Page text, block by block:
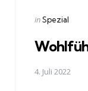
Posted
inSpezial
4. Juli 2022